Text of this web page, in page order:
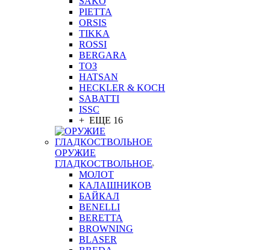
PIETTA
ORSIS
TIKKA
ROSSI
BERGARA
ТОЗ
HATSAN
HECKLER & KOCH
SABATTI
ISSC
+ ЕЩЕ 16
ОРУЖИЕ
ГЛАДКОСТВОЛЬНОЕ
МОЛОТ
КАЛАШНИКОВ
БАЙКАЛ
BENELLI
BERETTA
BROWNING
BLASER